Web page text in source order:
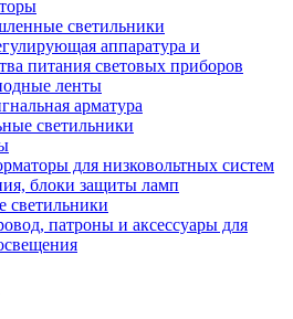
светильники
аппаратура и
питания световых приборов
ленты
арматура
светильники
для низковольтных систем
блоки защиты ламп
светильники
патроны и аксессуары для